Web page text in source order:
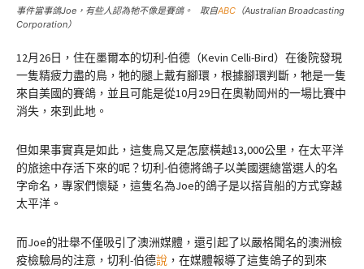
事件當事鴿Joe，有些人認為牠不像是賽鴿。 取自ABC （Australian Broadcasting
Corporation）
12月26日，住在墨爾本的切利-伯德（Kevin Celli-Bird）在後院發現
一隻精疲力盡的鳥，牠的腿上戴有腳環，根據腳環判斷，牠是一隻
來自美國的賽鴿，並且可能是從10月29日在奧勒岡州的一場比賽中
消失，來到此地。
但如果事實真是如此，這隻鳥又是怎麼橫越13,000公里，在太平洋
的旅途中存活下來的呢？切利-伯德將鴿子以美國選總當選人的名
字命名，專家們懷疑，這隻名為Joe的鴿子是以搭貨船的方式穿越
太平洋。
而Joe的壯舉不僅吸引了澳洲媒體，還引起了以嚴格聞名的澳洲檢
疫檢驗局的注意，切利-伯德說 ，在媒體報導了這隻鴿子的到來